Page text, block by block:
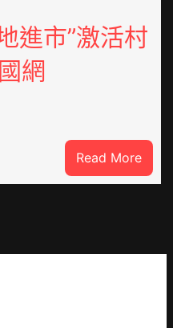
進市”激活村
網
Read More:
“到
聚